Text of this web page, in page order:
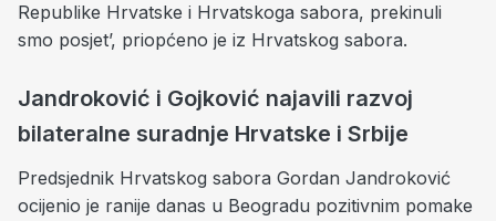
Republike Hrvatske i Hrvatskoga sabora, prekinuli
smo posjet’, priopćeno je iz Hrvatskog sabora.
Jandroković i Gojković najavili razvoj
bilateralne suradnje Hrvatske i Srbije
Predsjednik Hrvatskog sabora Gordan Jandroković
ocijenio je ranije danas u Beogradu pozitivnim pomake